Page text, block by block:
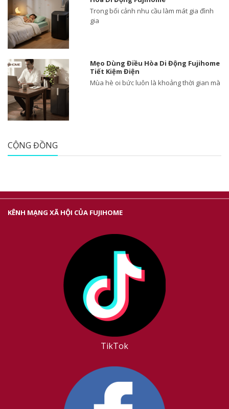
Trong bối cảnh nhu cầu làm mát gia đình
gia
Mẹo Dùng Điều Hòa Di Động Fujihome
Tiết Kiệm Điện
Mùa hè oi bức luôn là khoảng thời gian mà
CỘNG ĐỒNG
KÊNH MẠNG XÃ HỘI CỦA FUJIHOME
TikTok